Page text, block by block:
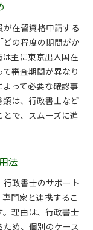
在留資格申請する
の程度の期間がか
主に東京出入国在
審査期間が異なり
って必要な確認事
は、行政書士など
で、スムーズに進
法
政書士のサポート
門家と連携するこ
理由は、行政書士
め、個別のケース